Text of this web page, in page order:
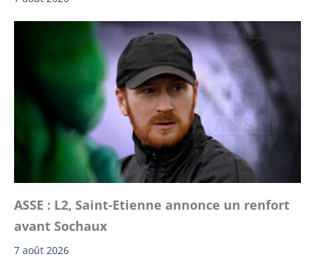
ASSE : L2, Saint-Etienne annonce un renfort
avant Sochaux
7 août 2026